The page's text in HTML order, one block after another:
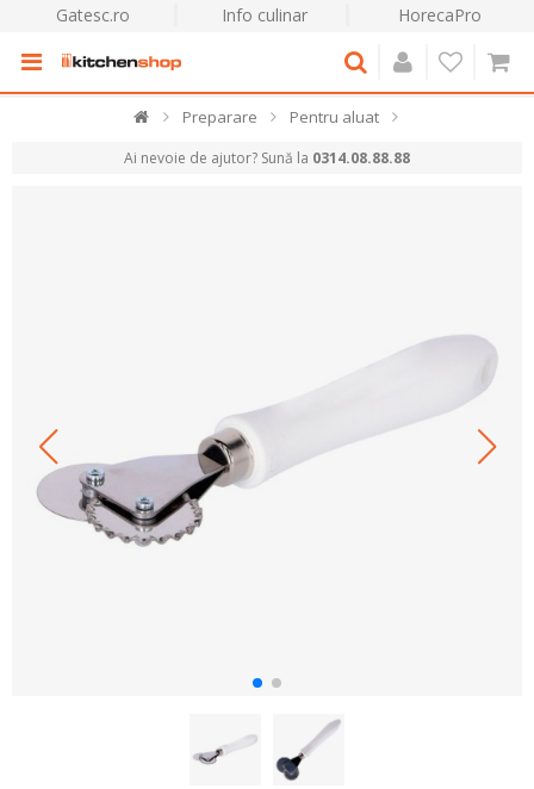
Gatesc.ro Info culinar HorecaPro
Preparare Pentru aluat
Ai nevoie de ajutor? Sună la 0314.08.88.88